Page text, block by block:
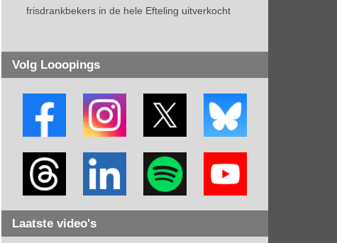
frisdrankbekers in de hele Efteling uitverkocht
Volg Looopings
Laatste video's